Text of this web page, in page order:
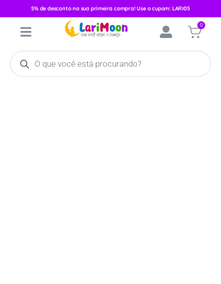
5% de desconto na sua primeira compra! Use o cupom: LARI05
0
/Feminino/Conjunto Inverno
/ Conjunto
Moletom Elian Feminino Lovely Rose 251521